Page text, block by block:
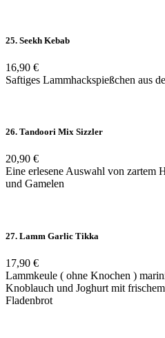
25. Seekh Kebab
16,90 €
Saftiges Lammhackspießchen aus
26. Tandoori Mix Sizzler
20,90 €
Eine erlesene Auswahl von zartem
und Gamelen
27. Lamm Garlic Tikka
17,90 €
Lammkeule ( ohne Knochen )
Knoblauch und Joghurt mit
Fladenbrot